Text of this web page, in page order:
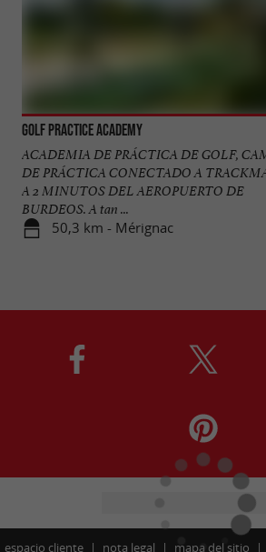
Golf Practice Academy
ACADEMIA DE PRÁCTICA DE GOLF,
DE PRÁCTICA CONECTADO A
A 2 MINUTOS DEL AEROPUERTO DE
BURDEOS. A tan ...
50,3 km - Mérignac
espacio cliente nota legal mapa del sitio